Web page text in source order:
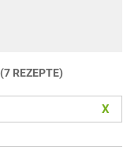
(7 REZEPTE)
X